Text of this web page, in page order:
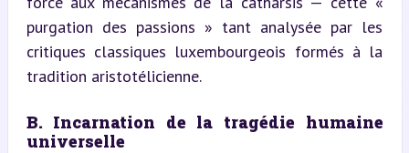
purgation des passions » tant analysée par les
critiques classiques luxembourgeois formés à la
tradition aristotélicienne.
B. Incarnation de la tragédie humaine
universelle